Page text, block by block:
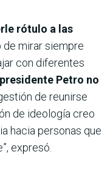
rótulo a las
mirar siempre
con diferentes
Petro no
de reunirse
de ideología creo
hacia personas que
expresó.